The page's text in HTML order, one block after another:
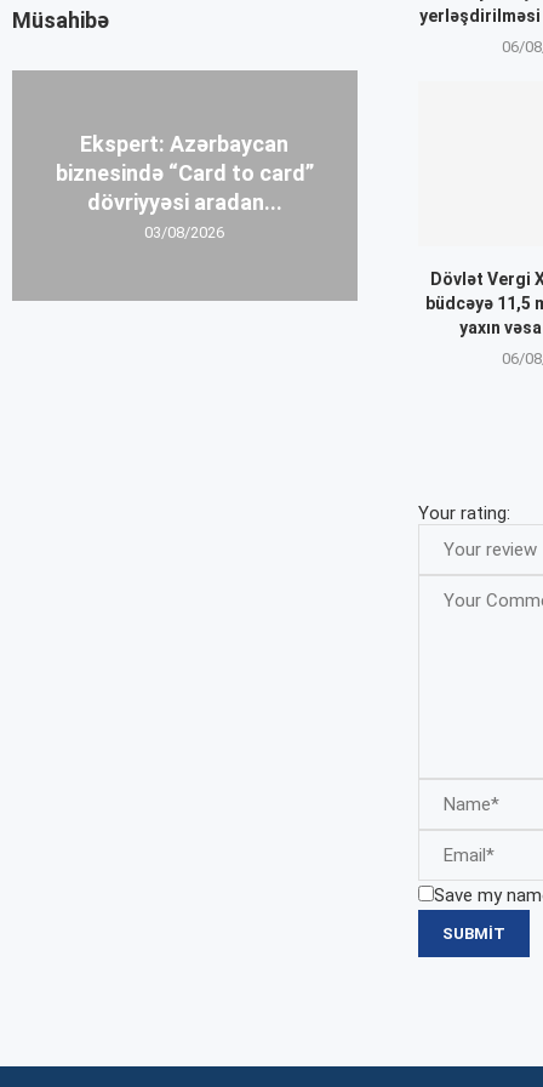
yerləşdirilməsi
06/
Dövlət Vergi
büdcəyə 11,5
yaxın
06/
Your rating:
Save my
Müsahibə
Ekspert: Azərbaycan
biznesində “Card to card”
dövriyyəsi aradan...
03/08/2026